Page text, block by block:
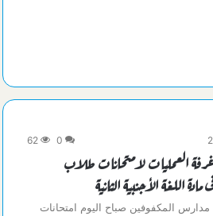
0
62
العمليات لامتحانات طلاب
اللغة الأجنبية الثانية
المكفوفين صباح اليوم امتحانات